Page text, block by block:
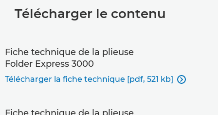
Télécharger le contenu
Fiche technique de la plieuse
Folder Express 3000
Télécharger la fiche technique [pdf, 521 kb] 